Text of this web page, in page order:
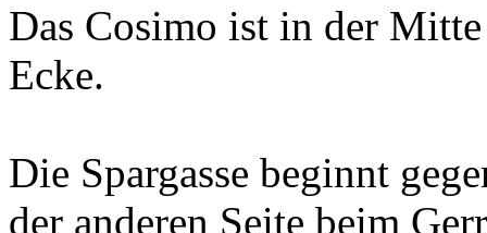
Das Cosimo ist in der
Ecke.
Die Spargasse beginnt
der anderen Seite beim